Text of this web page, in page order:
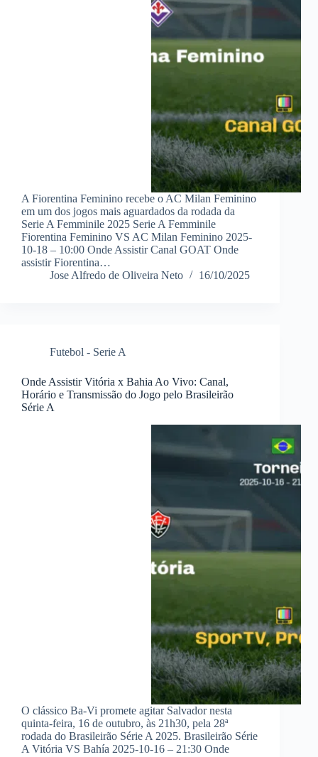
A Fiorentina Feminino recebe o AC Milan Feminino
em um dos jogos mais aguardados da rodada da
Serie A Femminile 2025 Serie A Femminile
Fiorentina Feminino VS AC Milan Feminino 2025-
10-18 – 10:00 Onde Assistir Canal GOAT Onde
assistir Fiorentina…
Jose Alfredo de Oliveira Neto
16/10/2025
Futebol - Serie A
Onde Assistir Vitória x Bahia Ao Vivo: Canal,
Horário e Transmissão do Jogo pelo Brasileirão
Série A
O clássico Ba-Vi promete agitar Salvador nesta
quinta-feira, 16 de outubro, às 21h30, pela 28ª
rodada do Brasileirão Série A 2025. Brasileirão Série
A Vitória VS Bahía 2025-10-16 – 21:30 Onde